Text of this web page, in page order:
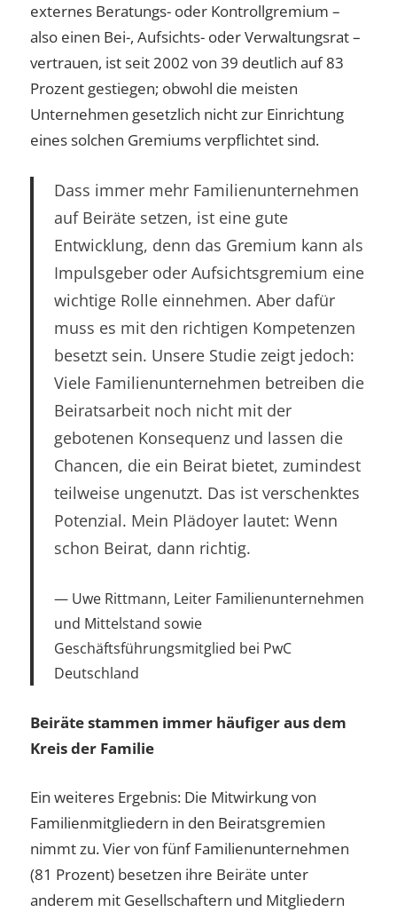
externes Beratungs- oder Kontrollgremium –
also einen Bei-, Aufsichts- oder Verwaltungsrat –
vertrauen, ist seit 2002 von 39 deutlich auf 83
Prozent gestiegen; obwohl die meisten
Unternehmen gesetzlich nicht zur Einrichtung
eines solchen Gremiums verpflichtet sind.
Dass immer mehr Familienunternehmen
auf Beiräte setzen, ist eine gute
Entwicklung, denn das Gremium kann als
Impulsgeber oder Aufsichtsgremium eine
wichtige Rolle einnehmen. Aber dafür
muss es mit den richtigen Kompetenzen
besetzt sein. Unsere Studie zeigt jedoch:
Viele Familienunternehmen betreiben die
Beiratsarbeit noch nicht mit der
gebotenen Konsequenz und lassen die
Chancen, die ein Beirat bietet, zumindest
teilweise ungenutzt. Das ist verschenktes
Potenzial. Mein Plädoyer lautet: Wenn
schon Beirat, dann richtig.
Uwe Rittmann, Leiter Familienunternehmen
und Mittelstand sowie
Geschäftsführungsmitglied bei PwC
Deutschland
Beiräte stammen immer häufiger aus dem
Kreis der Familie
Ein weiteres Ergebnis: Die Mitwirkung von
Familienmitgliedern in den Beiratsgremien
nimmt zu. Vier von fünf Familienunternehmen
(81 Prozent) besetzen ihre Beiräte unter
anderem mit Gesellschaftern und Mitgliedern